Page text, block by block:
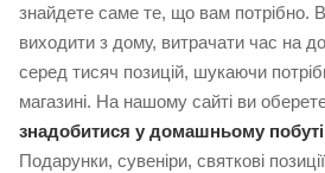
знайдете саме те, що вам потрібно.
виходити з дому, витрачати час на
серед тисяч позицій, шукаючи
магазині. На нашому сайті ви
знадобитися у домашньому побуті
Подарунки, сувеніри, святкові